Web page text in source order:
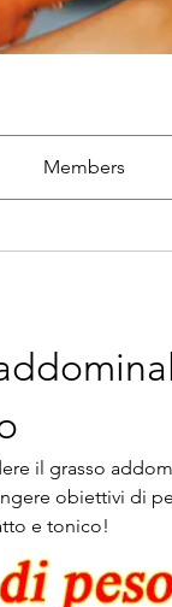
Members
il grasso
obiettivi di
e tonico!